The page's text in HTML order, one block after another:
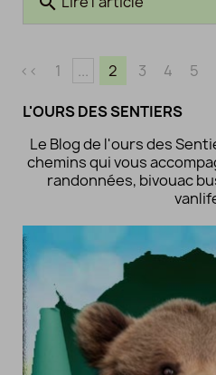
<< 1 ... 2 3 4 5
L'OURS DES SENTIERS
Le Blog de l'ours des
chemins qui vous
randonnées, bivouac